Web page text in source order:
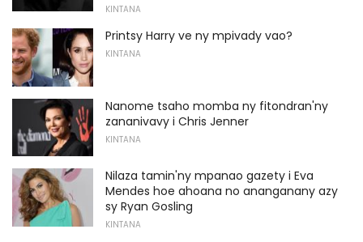
KINTANA
Printsy Harry ve ny mpivady vao?
KINTANA
Nanome tsaho momba ny fitondran'ny
zananivavy i Chris Jenner
KINTANA
Nilaza tamin'ny mpanao gazety i Eva
Mendes hoe ahoana no ananganany azy
sy Ryan Gosling
KINTANA